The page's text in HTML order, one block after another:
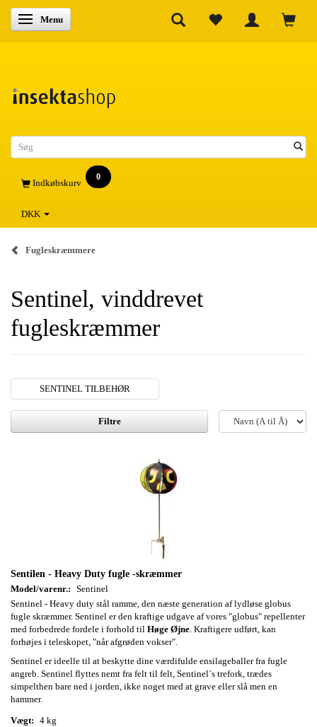
Skifte navigation
Menu
Indkøbskurv
0
DKK
Fugleskræmmere
Sentinel, vinddrevet
fugleskræmmer
SENTINEL TILBEHØR
Filtre
Sentilen - Heavy Duty fugle -skræmmer
Model/varenr.: Sentinel
Sentinel - Heavy duty stål ramme, den næste generation af lydløse globus
fugle skræmmer. Sentinel er den kraftige udgave af vores "globus" repellenter
med forbedrede fordele i forhold til Høge Øjne. Kraftigere udført, kan
forhøjes i teleskopet, "når afgrøden vokser".
Sentinel er ideelle til at beskytte dine værdifulde ensilageballer fra fugle
angreb. Sentinel flyttes nemt fra felt til felt, Sentinel`s trefork, trædes
simpelthen bare ned i jorden, ikke noget med at grave eller slå men en
hammer.
Vægt: 4 kg